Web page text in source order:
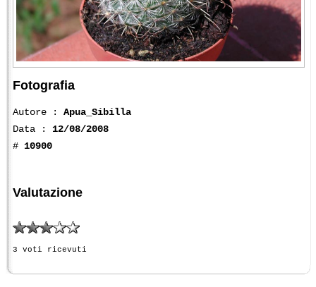
Fotografia
Autore : Apua_Sibilla
Data : 12/08/2008
# 10900
Valutazione
3 voti ricevuti